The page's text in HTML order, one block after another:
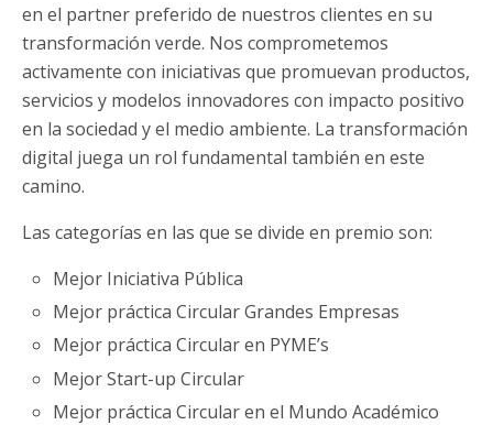
en el partner preferido de nuestros clientes en su
transformación verde. Nos comprometemos
activamente con iniciativas que promuevan productos,
servicios y modelos innovadores con impacto positivo
en la sociedad y el medio ambiente. La transformación
digital juega un rol fundamental también en este
camino.
Las categorías en las que se divide en premio son:
Mejor Iniciativa Pública
Mejor práctica Circular Grandes Empresas
Mejor práctica Circular en PYME’s
Mejor Start-up Circular
Mejor práctica Circular en el Mundo Académico